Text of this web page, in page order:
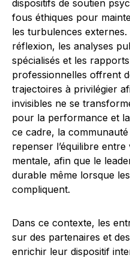
dispositifs de soutien
fous éthiques pour
les turbulences
réflexion, les analyses
spécialisés et les
professionnelles offrent
trajectoires à privilégier
invisibles ne se
pour la performance et
ce cadre, la
repenser l’équilibre
mentale, afin que le
durable même lorsque
compliquent.
Dans ce contexte, les
sur des partenaires et
enrichir leur dispositif